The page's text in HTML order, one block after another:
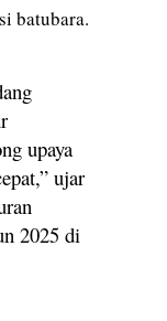
batubara.
upaya
ujar
2025 di